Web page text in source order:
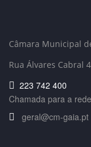
Câmara Municipal
Rua Álvares Cabral
223 742 400
Chamada para a
geral@cm-gaia.pt